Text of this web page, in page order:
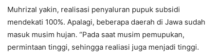
Muhrizal yakin, realisasi penyaluran pupuk subsidi
mendekati 100%. Apalagi, beberapa daerah di Jawa sudah
masuk musim hujan. “Pada saat musim pemupukan,
permintaan tinggi, sehingga realiasi juga menjadi tinggi.